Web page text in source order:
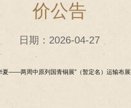
价公告
日期：2026-04-27
夏——两周中原列国青铜展”（暂定名）运输布